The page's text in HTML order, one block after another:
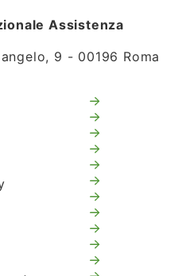
Assistenza
9 - 00196 Roma